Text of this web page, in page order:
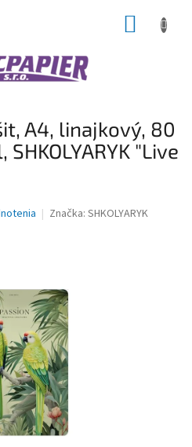
A4, linajkový, 80
"Live
Značka: SHKOLYARYK